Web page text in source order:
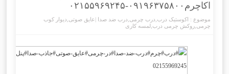
اکاچرم۰۹۱۹۶۳۷۵۸۰۰-۰۲۱۵۵۹۶۹۲۴۵
موضوع : اکوستیک درب درب چرمی درب ضد صدا |عایق صوتی دیوار کوب
چرمی ,روکش چرمی درب لمسه کاری